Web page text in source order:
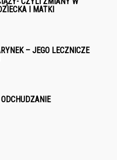
I MATKI
– JEGO LECZNICZE